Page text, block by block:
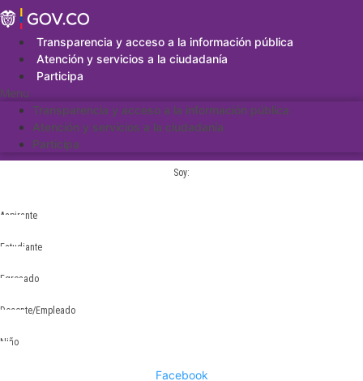
Saltar
al
contenidoTransparencia y acceso a la información pública
Atención y servicios a la ciudadanía
Participa
Menu
Transparencia y acceso a la información pública
Atención y servicios a la ciudadanía
Participa
Soy:
Aspirante
Estudiante
Egresado
Docente/Empleado
Niño
Facebook